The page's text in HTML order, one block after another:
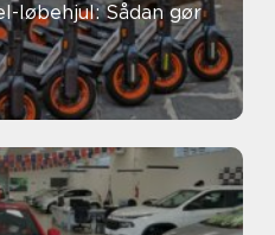
løbehjul: Sådan gør